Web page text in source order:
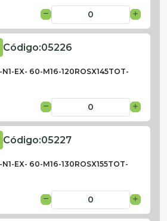
Código:05226
EX- 60-M16-120ROSX145TOT-
Código:05227
EX- 60-M16-130ROSX155TOT-